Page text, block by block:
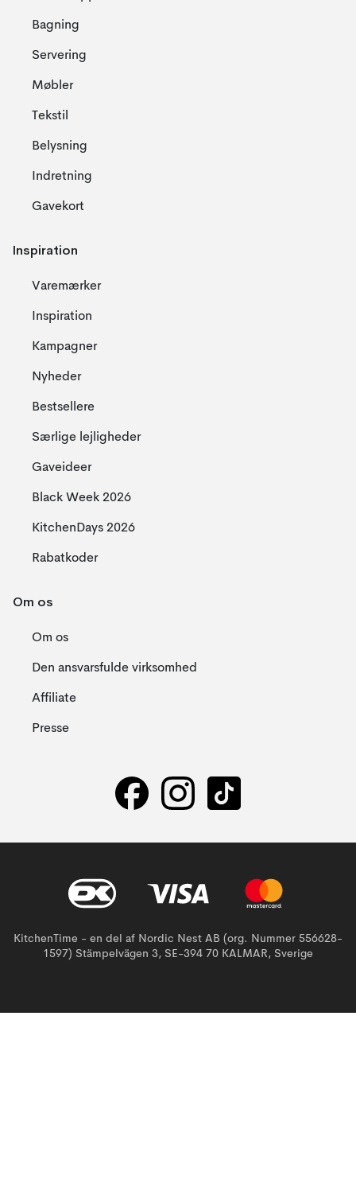
Bagning
Servering
Møbler
Tekstil
Belysning
Indretning
Gavekort
Inspiration
Varemærker
Inspiration
Kampagner
Nyheder
Bestsellere
Særlige lejligheder
Gaveideer
Black Week 2026
KitchenDays 2026
Rabatkoder
Om os
Om os
Den ansvarsfulde virksomhed
Affiliate
Presse
KitchenTime - en del af Nordic Nest AB (org. Nummer 556628-
1597) Stämpelvägen 3, SE-394 70 KALMAR, Sverige